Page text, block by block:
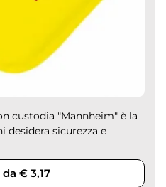
custodia "Mannheim" è la
desidera sicurezza e
€ 3,17